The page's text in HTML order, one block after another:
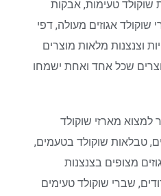
טעימות, אבקות
אגוזים מעולה, דפי
וצנצנות מלאות מוצרים
שכל אחד ואחת ישמחו
מארזי שוקולד
טבלאות שוקולד בטעמים,
מצופים בצנצנות
שברי שוקולד טעימים